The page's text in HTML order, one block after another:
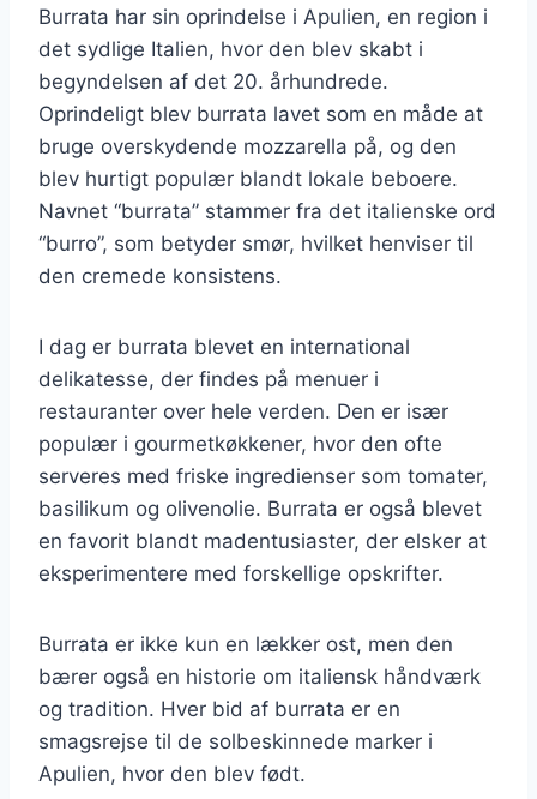
Burrata har sin oprindelse i Apulien, en region i
det sydlige Italien, hvor den blev skabt i
begyndelsen af det 20. århundrede.
Oprindeligt blev burrata lavet som en måde at
bruge overskydende mozzarella på, og den
blev hurtigt populær blandt lokale beboere.
Navnet “burrata” stammer fra det italienske ord
“burro”, som betyder smør, hvilket henviser til
den cremede konsistens.
I dag er burrata blevet en international
delikatesse, der findes på menuer i
restauranter over hele verden. Den er især
populær i gourmetkøkkener, hvor den ofte
serveres med friske ingredienser som tomater,
basilikum og olivenolie. Burrata er også blevet
en favorit blandt madentusiaster, der elsker at
eksperimentere med forskellige opskrifter.
Burrata er ikke kun en lækker ost, men den
bærer også en historie om italiensk håndværk
og tradition. Hver bid af burrata er en
smagsrejse til de solbeskinnede marker i
Apulien, hvor den blev født.